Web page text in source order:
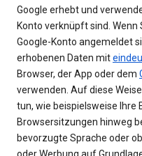
Google erhebt und
Konto verknüpft sind.
Google-Konto angemeldet
erhobenen Daten mit
Browser, der App oder dem
verwenden. Auf diese
tun, wie beispielsweise Ihre
Browsersitzungen hinweg
bevorzugte Sprache oder